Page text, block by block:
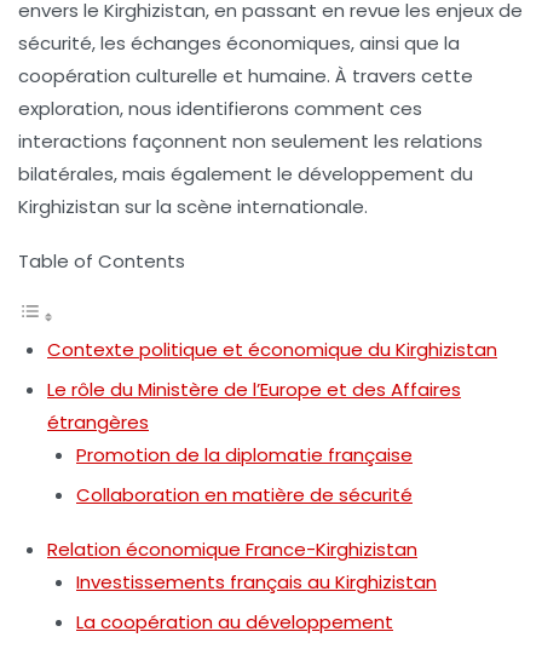
envers le Kirghizistan, en passant en revue les enjeux de
sécurité, les échanges économiques, ainsi que la
coopération culturelle et humaine. À travers cette
exploration, nous identifierons comment ces
interactions façonnent non seulement les relations
bilatérales, mais également le développement du
Kirghizistan sur la scène internationale.
Table of Contents
Contexte politique et économique du Kirghizistan
Le rôle du Ministère de l’Europe et des Affaires
étrangères
Promotion de la diplomatie française
Collaboration en matière de sécurité
Relation économique France-Kirghizistan
Investissements français au Kirghizistan
La coopération au développement